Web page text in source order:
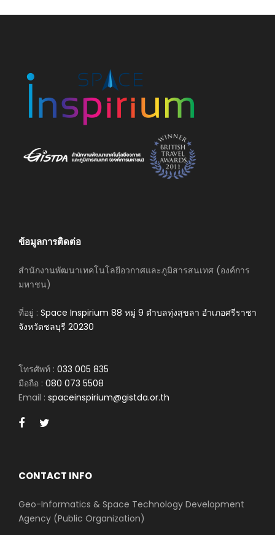
ข้อมูลการติดต่อ
สำนักงานพัฒนาเทคโนโลยีอวกาศและภูมิสารสนเทศ (องค์การ
มหาชน)
ที่อยู่ : Space Inspirium 88 หมู่ 9 ตำบลทุ่งสุขลา อำเภอศรีราชา
จังหวัดชลบุรี 20230
โทรศัพท์ : 033 005 835
มือถือ : 080 073 5508
Email : spaceinspirium@gistda.or.th
CONTACT INFO
Geo-Informatics & Space Technology Development
Agency (Public Organization)